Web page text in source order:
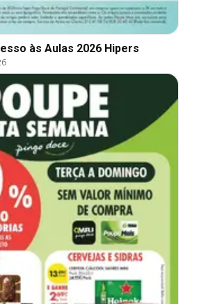
às Aulas 2026 Hipers